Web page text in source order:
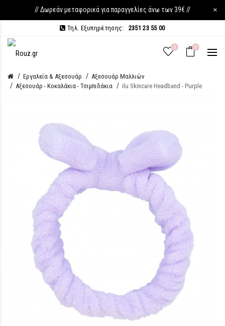
// Δωρεάν μεταφορικά για παραγγελίες άνω των 39€ // ×
Τηλ. Εξυπηρέτησης: 2351 23 55 00
0 0
Εργαλεία & Αξεσουάρ
Αξεσουάρ Μαλλιών
Αξεσουάρ - Κοκαλάκια - Τσιμπιδάκια
ilu Skincare Headband - Purple